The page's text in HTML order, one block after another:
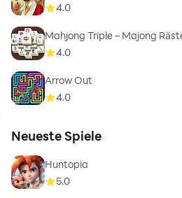
4.0
Mahjong Triple – Majong
4.0
Arrow Out
4.0
Neueste Spiele
Huntopia
5.0